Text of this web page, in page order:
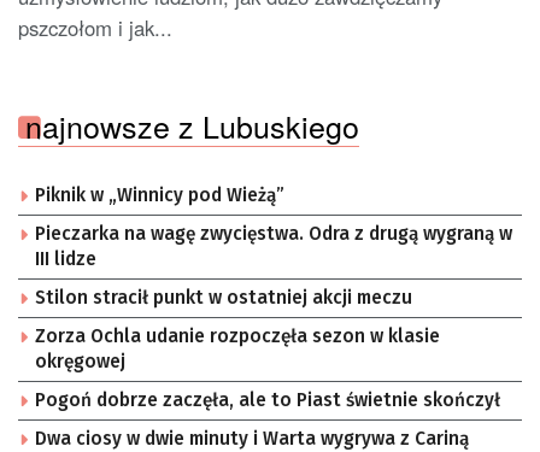
pszczołom i jak...
najnowsze z Lubuskiego
Piknik w „Winnicy pod Wieżą”
Pieczarka na wagę zwycięstwa. Odra z drugą wygraną w
III lidze
Stilon stracił punkt w ostatniej akcji meczu
Zorza Ochla udanie rozpoczęła sezon w klasie
okręgowej
Pogoń dobrze zaczęła, ale to Piast świetnie skończył
Dwa ciosy w dwie minuty i Warta wygrywa z Cariną